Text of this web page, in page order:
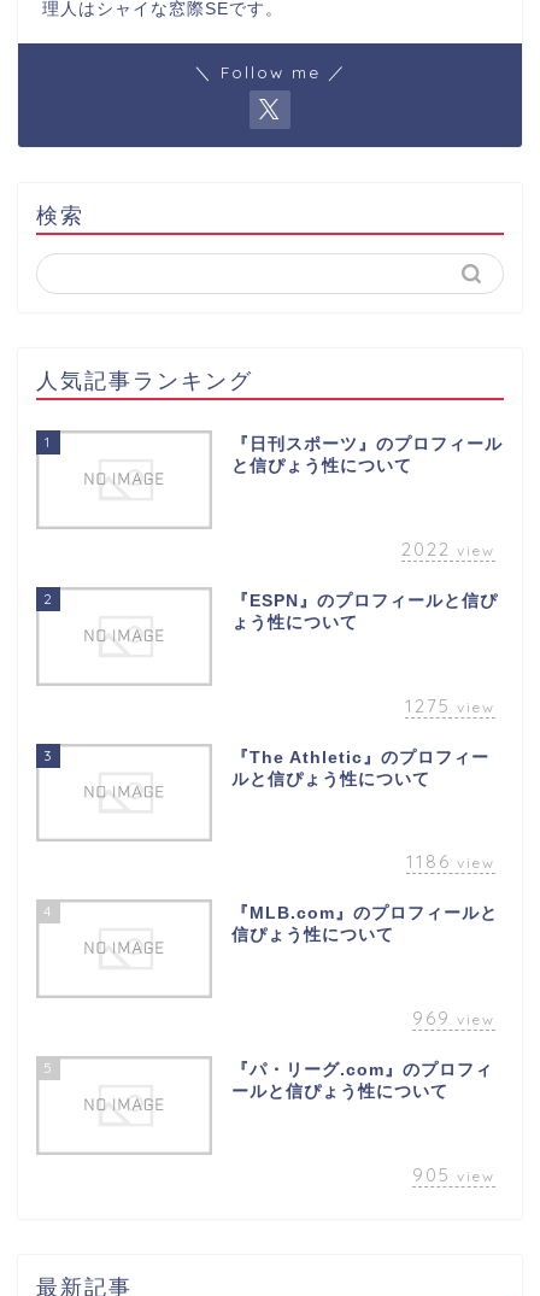
理人はシャイな窓際SEです。
＼ Follow me ／
検索
人気記事ランキング
1
『日刊スポーツ』のプロフィール
と信ぴょう性について
2022 view
2
『ESPN』のプロフィールと信ぴ
ょう性について
1275 view
3
『The Athletic』のプロフィー
ルと信ぴょう性について
1186 view
4
『MLB.com』のプロフィールと
信ぴょう性について
969 view
5
『パ・リーグ.com』のプロフィ
ールと信ぴょう性について
905 view
最新記事